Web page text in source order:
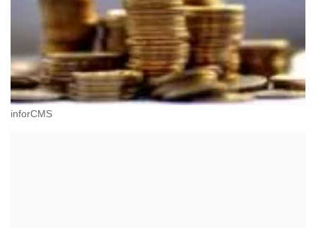
inforCMS